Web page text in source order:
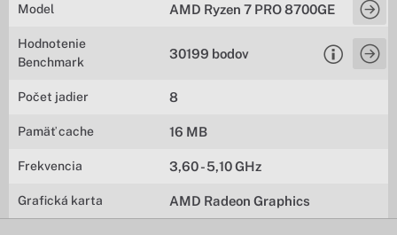
Model AMD Ryzen 7 PRO 8700GE
Hodnotenie
Benchmark
30199 bodov
Počet jadier 8
Pamäť cache 16 MB
Frekvencia 3,60 - 5,10 GHz
Grafická karta AMD Radeon Graphics